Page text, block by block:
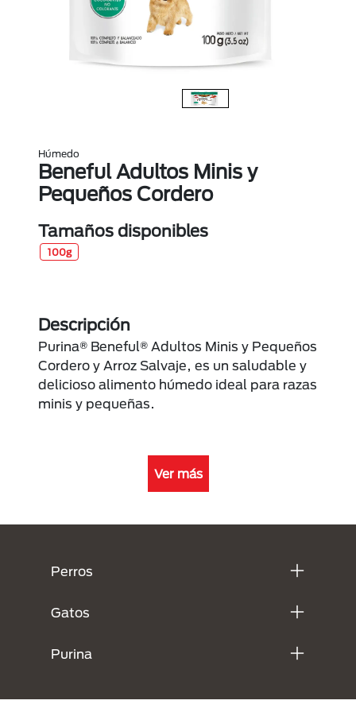
Húmedo
Beneful Adultos Minis y
Pequeños Cordero
Tamaños disponibles
100g
Descripción
Purina® Beneful® Adultos Minis y Pequeños
Cordero y Arroz Salvaje, es un saludable y
delicioso alimento húmedo ideal para razas
minis y pequeñas.
Ver más
Perros
Gatos
Purina